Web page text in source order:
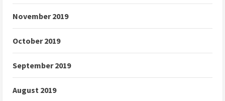
November 2019
October 2019
September 2019
August 2019